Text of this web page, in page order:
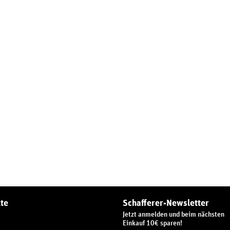
Schafferer-Newsletter
Jetzt anmelden und beim nächsten
Einkauf 10€ sparen!